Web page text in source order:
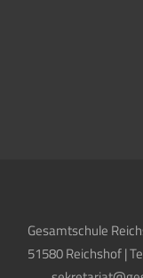
Gesamtschule
51580 Reichshof |